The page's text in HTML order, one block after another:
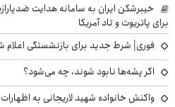
خیبرشکن ایران به سامانه هدایت
برای پاتریوت و تاد آمریکا
فوری| شرط جدید برای بازنشستگی اعلام
اگر پشه‌ها نابود شوند، چه می‌شود؟
واکنش خانواده شهید لاریجانی به